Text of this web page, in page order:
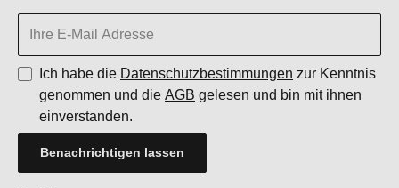
Ich habe die Datenschutzbestimmungen zur Kenntnis
genommen und die AGB gelesen und bin mit ihnen
einverstanden.
Benachrichtigen lassen